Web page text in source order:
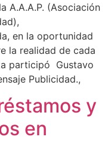
A.A.A.P. (Asociación
en la oportunidad
la realidad de cada
participó Gustavo
Publicidad.,
y
en